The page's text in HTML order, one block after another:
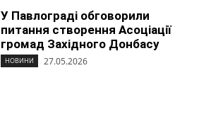
У Павлограді обговорили
питання створення Асоціації
громад Західного Донбасу
НОВИНИ 27.05.2026